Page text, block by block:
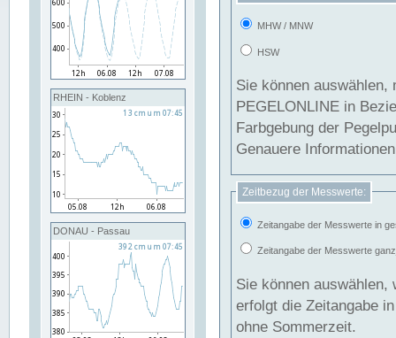
RHEIN - Koblenz
DONAU - Passau
MHW / MNW
HSW
Sie können
PEGELONLINE in Beziehung
Farbgebung der
Genauere
Zeitbezug der Messwerte:
Zeitangabe der Messwerte in
Zeitangabe der Messwerte
Sie können auswählen,
erfolgt die Zeitangabe
ohne Sommerzeit.